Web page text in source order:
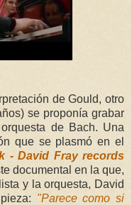
de Gould, otro
se proponía grabar
de Bach. Una
que se plasmó en el
- David Fray records
documental en la que,
y la orquesta, David
"Parece como si